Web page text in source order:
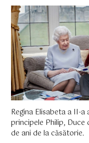
Regina Elisabeta a II-
principele Philip,
de ani de la căsătorie.